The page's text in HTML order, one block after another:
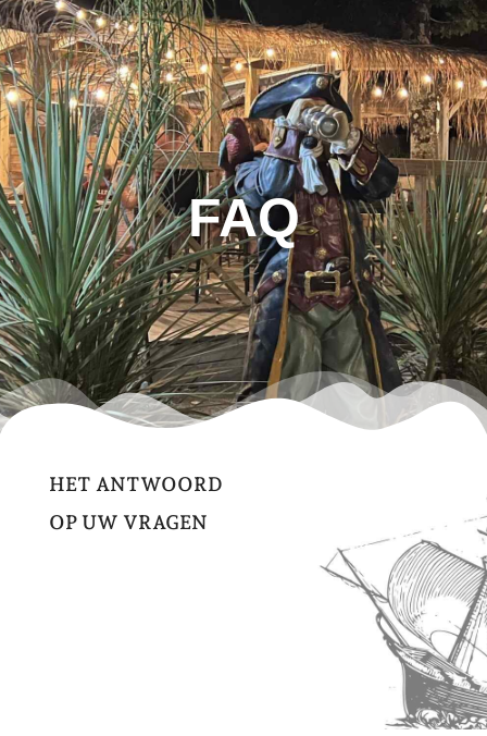
FAQ
HET ANTWOORD
OP UW VRAGEN